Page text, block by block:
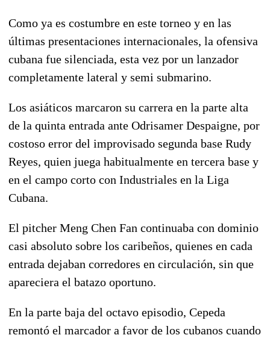
Como ya es costumbre en este torneo y en las
últimas presentaciones internacionales, la ofensiva
cubana fue silenciada, esta vez por un lanzador
completamente lateral y semi submarino.
Los asiáticos marcaron su carrera en la parte alta
de la quinta entrada ante Odrisamer Despaigne, por
costoso error del improvisado segunda base Rudy
Reyes, quien juega habitualmente en tercera base y
en el campo corto con Industriales en la Liga
Cubana.
El pitcher Meng Chen Fan continuaba con dominio
casi absoluto sobre los caribeños, quienes en cada
entrada dejaban corredores en circulación, sin que
apareciera el batazo oportuno.
En la parte baja del octavo episodio, Cepeda
remontó el marcador a favor de los cubanos cuando